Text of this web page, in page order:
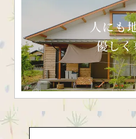
人にも
優し